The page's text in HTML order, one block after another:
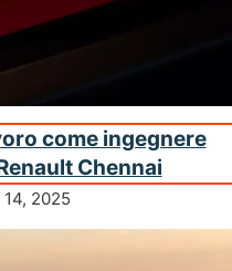
come ingegnere
Chennai
2025